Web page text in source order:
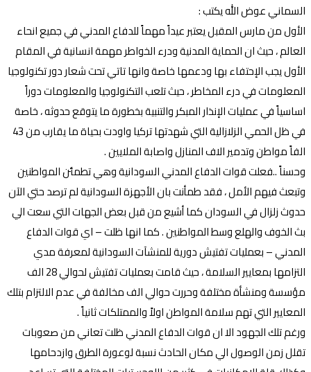
السماني عوض الله يكتب :
الأول من مارس المقبل يعتبر عيداً مهماً للدفاع المدني في جميع انحاء
العالم ، حيث ان الحماية المدنية ودرء الخواطر مهمة انسانية في المقام
الأول يجب الإحتفاء بها ودعمها خاصة وانها تاتي تحت شعار دور تكنولوجيا
المعلومات في درء المخاطر ، حيث تلعب التكنولوجيا والمعلومات دوراً
اساسياً في عمليات الإنذار المبكر والتنبية بخطورة ما يتوقع حدوثه ، خاصة
في ظل الحمي الزلازالية التي شهدتها تركيا واودت بحياة ما يقارب من 43
الفاً مواطن وتدمير الاف المنازل واصابة الملايين .
وحسناً ..فعلت قوات الدفاع المدني السودانية وهي تطمئن المواطنين
وتبعث فيهم الأمل ، فقد طمأنت بان الأجهزة السودانية لم ترصد حتي الآن
حدوث زلزال في السودان كما أشيع من قبل بعض الجهات التي سعت الي
بث الخوف والهلع وسط المواطنين . كما انها ظلت – اي قوات الدفاع
المدني – بعمليات تفتيش دورية للمنشآت السودانية لمعرفة مدي
التزامها بمعايير السلامة ، حيث قامت بعمليات تفتيش لحوالي 28 الف
مؤسسة ومنشأة مختلفة وحررت حوالي الف مخالفة في عدم الالتزام بتلك
المعايير التي تهم سلامة المواطن اولاً والممتلكات ثانياً .
ورغم تلك الجهود الا ان قوات الدفاع المدني ظلت تعاني من صعوبات
تقلل زمن الوصول الي مكان الحادث نسبة لوعورة الطرق وازدحامها